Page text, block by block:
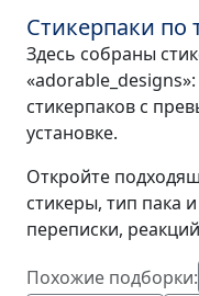
Стикерпаки по
Здесь собраны
стикерпаков с
установке.
Откройте
стикеры, тип пака
переписки,
Похожие подборки: